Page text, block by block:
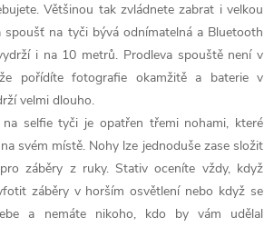
Většinou tak zvládnete zabrat i velkou
spoušť na tyči bývá odnímatelná a Bluetooth
i na 10 metrů. Prodleva spouště není v
pořídíte fotografie okamžitě a baterie v
velmi dlouho.
selfie tyči je opatřen třemi nohami, které
svém místě. Nohy lze jednoduše zase složit
záběry z ruky. Stativ oceníte vždy, když
záběry v horším osvětlení nebo když se
a nemáte nikoho, kdo by vám udělal